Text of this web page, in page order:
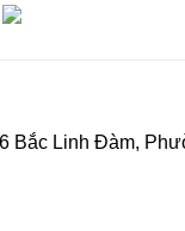
Bắc Linh Đàm,